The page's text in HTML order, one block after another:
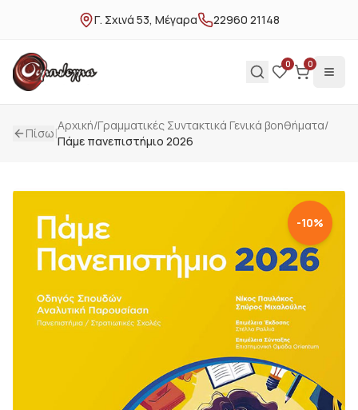
Γ. Σχινά 53, Μέγαρα 22960 21148
0 0
Πίσω|Αρχική/Γραμματικές Συντακτικά Γενικά βοηθήματα/
Πάμε πανεπιστήμιο 2026
-10%